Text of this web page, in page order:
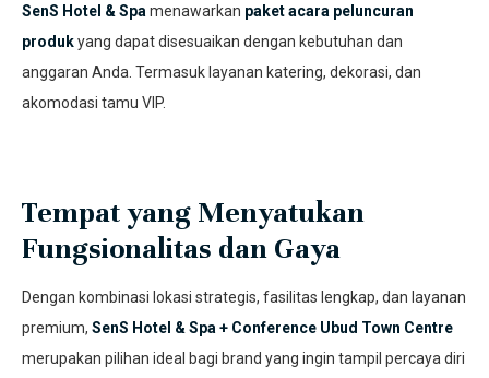
SenS Hotel & Spa menawarkan paket acara peluncuran
produkyang dapat disesuaikan dengan kebutuhan dan
anggaran Anda. Termasuk layanan katering, dekorasi, dan
akomodasi tamu VIP.
Tempat yang Menyatukan
Fungsionalitas dan Gaya
Dengan kombinasi lokasi strategis, fasilitas lengkap, dan layanan
premium, SenS Hotel & Spa + Conference Ubud Town Centre
merupakan pilihan ideal bagi brand yang ingin tampil percaya diri